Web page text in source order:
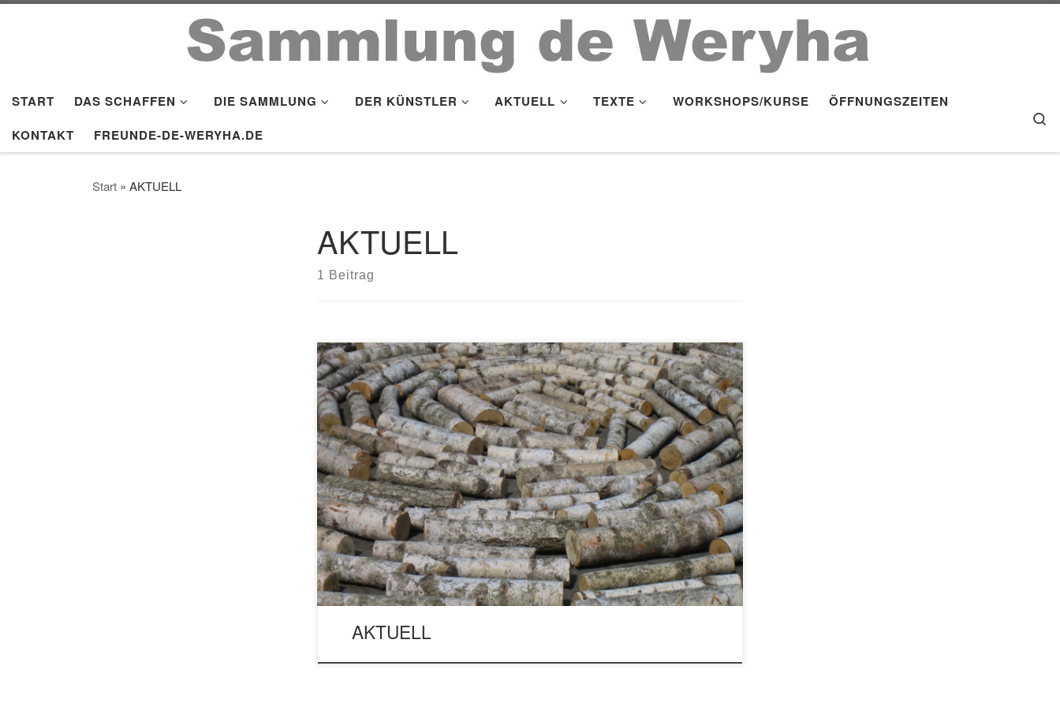
START DAS SCHAFFEN DIE SAMMLUNG DER KÜNSTLER AKTUELL TEXTE WORKSHOPS/KURSE
ÖFFNUNGSZEITEN
KONTAKT
FREUNDE-DE-WERYHA.DE
Start » AKTUELL
AKTUELL
1 Beitrag
Finalists 2026 OSTEN BIENNIAL Skopje 2026 – SELECTED ARTISTS https://www.osten.mk/en/ob-selection-2026/ Ablauf der Geschichte des Freundeskreises de Weryha e.V. in den Jahren 2016-2026 News_Detail- Stiftung für Engagement in Hamburg-Bergedor fhttps://stiftung-steb.de/news-detail?tx_news_pi1%5Baction%5D=detail&tx_news_pi1%5Bcontroller%5D=News&tx_news_pi1%5Bnews%5D=460&cHash=232439a2cd6f76fa58de7f1cf48496d3 Welche wichtige Rolle in Bergedorf für die Kulturunterstützung STEB spielt, hat sich der Freundeskreis de Weryha e.V. schon mehrmals überzeugt. Im Jahr 2025 wurde es uns möglich, Dank einer spontanen und schnellen Hilfe seitens der STEB, unser Sommerfest für fast 140 Personen durchzuführen. In diesem Jahr, Dank der STEB, durfte ich meinen Künstlertraum, den ich seit langer Zeit geplant hatte, zur Erfüllung bringen. Zu meinem 75. Geburtstag im März in den KulturA-Räumen in Neuallermöhe, vor 190 geladenen Gästen, wurde eine Monografie meines künstlerisches Schaffens in einem 504-Seiten starken Buch in drei Sprachen öffentlich präsentiert. Inzwischen wurde das Buch schon von über 60 Bibliotheken in der ganzen Welt in ihre Sammlungen aufgenommen, u.a. im Museum of Modern Art, MoMa (New York) https://library.nyarc.org/discovery/search?query=any,contains,de%20weryha&tab=search_scopes&search_scope=MyInst_and_CI&vid=01NYA_INST:NYARC&offset=0 , Metropolitan Museum of Art (New York) https://library.metmuseum.org/search/?searchtype=X&SORT=D… , University of Cambridge, University Library (Cambridge) https://idiscover.lib.cam.ac.uk/discovery/search?query=any,contains,Jan%20de%20weryha&tab=LibraryCatalog&search_scope=All_LIBS&vid=44CAM_INST:44CAM_PROD&offset=0 , https://de-weryha-art.de/beitr…/bibliotheken/bibliotheken/ Was ich wunderschön finde, ist die besondere Art und Weise der Zusammenarbeit mit den STEB-Mitarbeitern! Ich bedanke mich ganz herzlich bei Ihnen und hoffe auf eine weitere Zusammenarbeit. Jan de Weryha News_Detail- Stiftung für Engagement in Hamburg-Bergedorf Aktuelles- Stiftung für Engagement in Hamburg-Bergedorf DE_WERYHA_NordArt2026.pdf News_Detail- Stiftung für Engagement in Hamburg-Bergedorf Aktuelles- Stiftung für Engagement in Hamburg-Bergedorf News – Faculty of Fine Arts – Nicolaus Copernicus University in Toruń Wiadomości – Wydział Sztuk Pięknych – Uniwersytet Mikołaja Kopernika w Toruniu Vorstellung des Buches: Jan de Weryha: THE MONOGRAPH am 22.03.2026 im KulturA, Hamburg-Allermöhe. https://www.abendblatt.de/hamburg/bergedorf/article411507752/holzbildhauer-jan-de-weryha-sogar-der-papst-liebt-seine-kunst.html Die Künstler – NordArt 2026 Die Künstlerinnen und Künstler der NordArt 2026 Buchvorstellung – JAN DE WERYHA -MONOGRAPHIE – 22. März um 17.00 Uhr im KulturA – Freundeskreis Sammlung de Weryha e.V. Nach einem Jahr der Vorbereitungen ist meine Monographie gerade aus der Druckerei eingetroffen. Ich bedanke mich hiermit recht herzlich bei der Oficyna Wydawnicza Kucharski, den Autoren, den Subskribenten sowie den Sponsoren für ihren Einsatz. Das Buch ist 504 Seiten stark, mit Farbbildern, in drei Sprachen: Deutsch, Polnisch, Englisch. Moja monografia, po roku przygotowań właśnie dotarła z drukarni. Oficynie Wydawniczej Kucharski, Autorom tekstów, Subskrybentom i Sponsorom składam tą drogą najserdeczniejsze podziękowania za ich wkład. Książka ma 504 strony, jest w kolorze, w trzech językach: niemieckim, polskim i angielskim. https://www.ebay.de/itm/397640905804 Dank eurer Unterstützung können wir auch in Zukunft Projekte wie dieses fördern.Mehr Infos findet ihr hier: Die Stiftung- Stiftung für Engagement in Hamburg-Bergedorf Bei Interesse an der Subskription des Buches bitten wir um eine Überweisung von 50,00 € (bzw. entsprechenden Betrag für mehrere Exemplare, evtl. plus Spende) auf das neue Spendenkonto des Vereins bei der Sparkasse Holstein, IBAN DE 37 2135 2240 0186 5360 17, BIC: NOLADE21HOL. Stichwort: „Monografie Jan de Weryha“. Bergedorfer Zeitung, Lauenburgische Landeszeitung; Montag 16. Juni 2025 Monografie: Große Ehre für Bergedorfer Bildhauer Jan de Weryha https://www.abendblatt.de/hamburg/bergedorf/article409230995/jan-de-weryha.html SUBSKRIPTION Die Vorausbestellung eines später erscheinenden Buches JAN de WERYHA THE MONOGRAPH Liebe Mitglieder des Freundeskreises Sammlung de Weryha e.V., liebe Freundinnen und Freunde des deutsch-polnischen Kunst- und Kulturdialoges… Freundeskreis Sammlung de Weryha_Subskription Monografie_20.05.2025__JAN Zusammen mit dem Freundeskreis Sammlung de Weryha e. V. und dem Kucharski-Verlag bereiten wir aus Anlass meines 75. Geburtstages eine 500-Seiten Monografie vor, die noch dieses Jahr erscheinen soll. Titel: Jan de Weryha THE MONOGRAPH https://www.youtube.com/watch?v=V2BC2p3gn60 Jan de Weryha: Deutscher Bildhauer – Singulart NordArt2025_111_Jan_de_Weryha.pdf Fijewski Gallery FIJEWSKI GALLERY – Promo Clip – 2023 https://www.dziennikwschodni.pl/magazyn/obraz-w-taksowce-i-wielka-pasja,n,1000325330.html#goog_rewarded Noch einmal meine Werke auf der NordArt 2024. Foto: Conrad Pfüller Die Künstler – NordArt 2024 Im Gespräch über polnische Esskultur mit Dave Hänsel Hamburg Journal 18.00 | NDR.de – Fernsehen – Sendungen A-Z – Hamburg Journal 18:00 https://www.ndr.de/fernsehen/sendungen/hamburg_journal/Nachhaltige-Kunst-aus-Bergedorf-Ein-Kuenstler-auf-dem-Holzweg,hamj137422.html?fbclid=IwAR0bN7quCpdRRGoTmpoC8zNA0GsPZY_1mJRMPIs7MbtPW8LUyxwgl_KhFXc Noch einmal meine Werke auf der NordArt 2023. Foto: Conrad Pfüller https://www.nordart.de/fileadmin/downloads/kuenstler/2023/NordArt2023_deWeryha_Jan.pdf NS-Mahnmal in Bergedorf bekommt neue Bronzeplatte | NDR.de – Fernsehen – Sendungen A-Z – Hamburg Journal Heute brachte ich neun meiner Werke nach Büdelsdorf für die NordArt 2023. Foto: Conrad Pfüller „Jan de Weryha-Wysoczański“, w: „Twórcy wizerunku Polonii“, tom III, Fundacja Sedeka „Zdążyć z Pomocą”, Warszawa 2020, s. 236-237. „Jan de Weryha-Wysoczański“, in: „Twórcy wizerunku Polonii“ [Schöpfer des Images der Auslandspolen], Fundacja Sedeka „Zdążyć z Pomocą”, Warschau 2020, Band III, S. 236-237. Tom-3.pdf (muzeumpolonii.edu.pl) TWÓRCY WIZERUNKU POLONII TOM 3 – Muzeum Polonii 9. März 2023 Heute empfingen wir in der Sammlung einen schon lang ersehnten Gast vom Bezirksamt Bergedorf, unsere Bürgermeisterin Frau Cornelia Schmidt-Hoffmann. Dabei bei den Gesprächen u.a. über Kultur in unserem Hamburger Stadtteil waren auch die Fachsprecherin für Kultur, Vorsitzende des Ausschusses für Sport, Kultur und Schule Frau Dagmar Strehlow, der Vorsitzende des Freundeskreises de Weryha Werner Omniczynski. 28. Februar 2023 Heute Nachmittag, am 28. Februar 2023 im Atelier mit meinen Gästen: 1. Foto: von links der Künstler mit dem Botschafter der Republik Polen in Deutschland Dariusz Pawłoś. 2. Foto von links: Anna Pawłoś, Generalkonsul in Hamburg Paweł Jaworski, Konsul für Kultur Marzena Szczypułkowska-Horvath. 25. Februar 2023 NordArt – Internationale KunstausstellungDie Künstler – NordArt 11. November 2022 Frau Halina Szymańska, Präsidentin der Agentur für Restrukturierung und Modernisierung in der Landwirtschaft, Chefin der Kanzlei des Präsidenten der Republik Polen in den Jahren 2017-2020, mit Ehemann und Jan de Weryha. 5. Oktober 2022 Sammlung de Weryha (Hamburg-Bergedorf) – YouTube 4. Oktober 2022 Am 4.10.2022 sang der zur Weltspitze gehörende Countertenor Jakub Józef Orliński im Polnischen Pavillon bei der NordArt 2022. Am Flügel Michał Biel 11. September 2022 Polnischer Pavillon bei der NordArt noch bis zum 9. Oktober 2022 ! Foto: Adrian Sojka Der Künstler mit Dominika Wojtulewicz, vor Werken Tadeusz Rolkes bei der NordArt 2022 im Polnischen Pavillon. 10. September 2022 https://kierunekzachod.tvp.pl/64162604/wystawa-zdjec-tadeusza-rolke-w-hamburgu?fbclid=IwAR0GUtcc4MW8G8trQEPNsShfN8SKSRXwAlYIF8k-Wybv6_O2Vnlwdhc1gqg Hin und Zurück – Tam i z powrotem Fotoausstellung von Tadeusz Rolke – 10.9./11.9.22 und 17.9./18.9.22 – Atelier Jan de Weryha – Deutsch-Polnische Gesellschaft Hamburg e.V. seit Anno 1972 (dpg.hamburg)https://dpg.hamburg/event/hin-und-zurueck-tam-i-z-powrotem-fotoausstellung-von-tadeusz-rolke-10-9-11-9-22-und-17-9-18-9-22-atelier-jan-de-weryha/?fbclid=IwAR0w2nHMQH-S75PPByFZ6-3oKXtQyLg_KK5K7re0_R-PQb5firKqcKoW5do 2. September 2022 Kranzniederlegung durch die Delegationen des Außenministeriums (Frau Alexandra Kucy), des Ministeriums für Kultur und nationales Erbe (Frau Aleksandra Wojda, Herr Jerzy Platais), des Generalkonsulats der Republik Polen in Hamburg (Herr Generalkonsul Paweł Jaworski) sowie der Stiftung „Polnisch-Deutsche Aussöhnung“ (Herr Jakub Deka) am Mahnmal In Erinnerung an die Deportierten des Warschauer Aufstandes 1944 in der KZ-Gedenkstätte Neuengamme, Hamburg, 2. September 2022. 20. August 2022 18. August 2022 Weryha-Wysoczański, Jan de, in: Allgemeines Künstlerlexikon. Die Bildenden Künstler aller Zeiten und Völker, Bd. 116, Berlin, Boston: de Gruyter 2022. 17. August 2022 Watch | Facebook Obwohl die NordArt montags geschlossen ist, hat sich gestern ein unerwarteter Gast in den Polnischen Pavillion geschlichen. Dank Laura ist er nun wieder im Skulpturenpark #NordArt 2022 Although NordArt is closed on Mondays, an unexpected guest has sneaked into the Polish Pavilion yesterday. Thanks to Laura he is now back in the sculpture park 15. August 2022 Gestern am 14. August 2022 haben wir gemeinsam in Hamburg in der Elbphilharmonie Ukrainisch-Freiheits-Orchester eine schöne „Musikalische Messe“ für die Ukraine erlebt, heute im Atelier Besuchszeit mit meinen verehrten Gästen Małgorzata Brochocka und Waldemar Dąbrows
AKTUELL